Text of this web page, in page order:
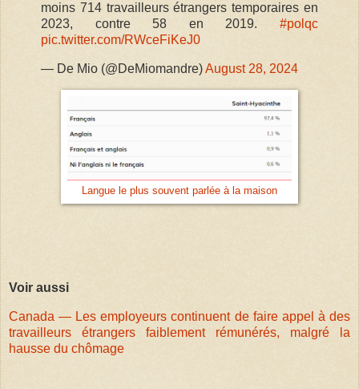
moins 714 travailleurs étrangers temporaires en
2023, contre 58 en 2019. #polqc
pic.twitter.com/RWceFiKeJ0
— De Mio (@DeMiomandre)August 28, 2024
Langue le plus souvent parlée à la maison
Voir aussi
Canada — Les employeurs continuent de faire appel à des
travailleurs étrangers faiblement rémunérés, malgré la
hausse du chômage